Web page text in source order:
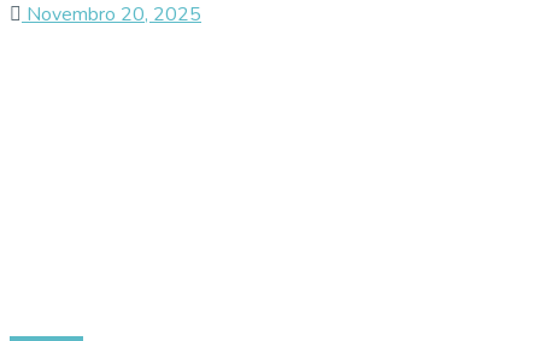
Novembro 20, 2025